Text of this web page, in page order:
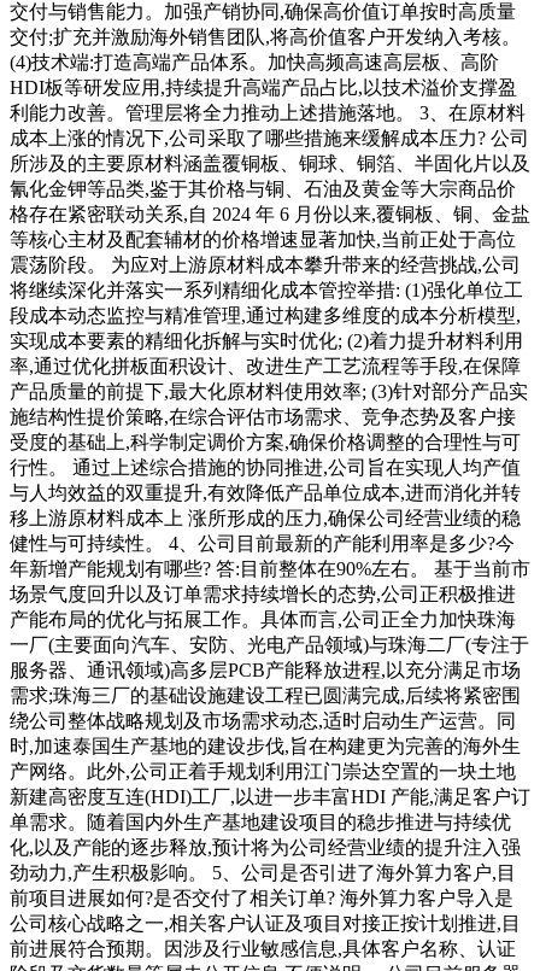
交付与销售能力。加强产销协同,确保高价值订单按时高质量
交付;扩充并激励海外销售团队,将高价值客户开发纳入考核。
(4)技术端:打造高端产品体系。加快高频高速高层板、高阶
HDI板等研发应用,持续提升高端产品占比,以技术溢价支撑盈
利能力改善。管理层将全力推动上述措施落地。 3、在原材料
成本上涨的情况下,公司采取了哪些措施来缓解成本压力? 公司
所涉及的主要原材料涵盖覆铜板、铜球、铜箔、半固化片以及
氰化金钾等品类,鉴于其价格与铜、石油及黄金等大宗商品价
格存在紧密联动关系,自 2024 年 6 月份以来,覆铜板、铜、金盐
等核心主材及配套辅材的价格增速显著加快,当前正处于高位
震荡阶段。 为应对上游原材料成本攀升带来的经营挑战,公司
将继续深化并落实一系列精细化成本管控举措: (1)强化单位工
段成本动态监控与精准管理,通过构建多维度的成本分析模型,
实现成本要素的精细化拆解与实时优化; (2)着力提升材料利用
率,通过优化拼板面积设计、改进生产工艺流程等手段,在保障
产品质量的前提下,最大化原材料使用效率; (3)针对部分产品实
施结构性提价策略,在综合评估市场需求、竞争态势及客户接
受度的基础上,科学制定调价方案,确保价格调整的合理性与可
行性。 通过上述综合措施的协同推进,公司旨在实现人均产值
与人均效益的双重提升,有效降低产品单位成本,进而消化并转
移上游原材料成本上 涨所形成的压力,确保公司经营业绩的稳
健性与可持续性。 4、公司目前最新的产能利用率是多少?今
年新增产能规划有哪些? 答:目前整体在90%左右。 基于当前市
场景气度回升以及订单需求持续增长的态势,公司正积极推进
产能布局的优化与拓展工作。具体而言,公司正全力加快珠海
一厂(主要面向汽车、安防、光电产品领域)与珠海二厂(专注于
服务器、通讯领域)高多层PCB产能释放进程,以充分满足市场
需求;珠海三厂的基础设施建设工程已圆满完成,后续将紧密围
绕公司整体战略规划及市场需求动态,适时启动生产运营。同
时,加速泰国生产基地的建设步伐,旨在构建更为完善的海外生
产网络。此外,公司正着手规划利用江门崇达空置的一块土地
新建高密度互连(HDI)工厂,以进一步丰富HDI 产能,满足客户订
单需求。随着国内外生产基地建设项目的稳步推进与持续优
化,以及产能的逐步释放,预计将为公司经营业绩的提升注入强
劲动力,产生积极影响。 5、公司是否引进了海外算力客户,目
前项目进展如何?是否交付了相关订单? 海外算力客户导入是
公司核心战略之一,相关客户认证及项目对接正按计划推进,目
前进展符合预期。因涉及行业敏感信息,具体客户名称、认证